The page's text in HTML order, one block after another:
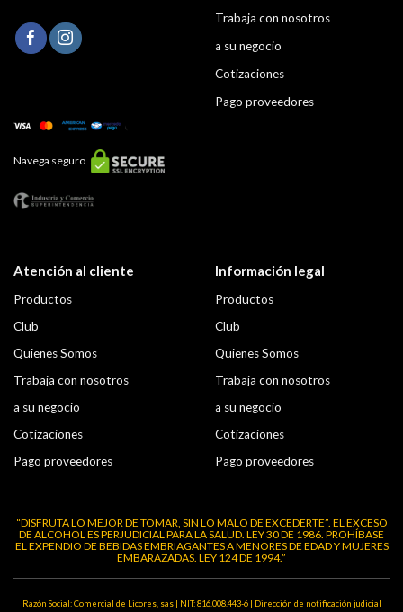
Navega seguro
Trabaja con nosotros
a su negocio
Cotizaciones
Pago proveedores
Atención al cliente
Productos
Club
Quienes Somos
Trabaja con nosotros
a su negocio
Cotizaciones
Pago proveedores
Información legal
Productos
Club
Quienes Somos
Trabaja con nosotros
a su negocio
Cotizaciones
Pago proveedores
“DISFRUTA LO MEJOR DE TOMAR, SIN LO MALO DE EXCEDERTE”. EL EXCESO
DE ALCOHOL ES PERJUDICIAL PARA LA SALUD. LEY 30 DE 1986. PROHÍBASE
EL EXPENDIO DE BEBIDAS EMBRIAGANTES A MENORES DE EDAD Y MUJERES
EMBARAZADAS. LEY 124 DE 1994.”
Razón Social: Comercial de Licores, sas | NIT: 816.008.443-6 | Dirección de notificación judicial